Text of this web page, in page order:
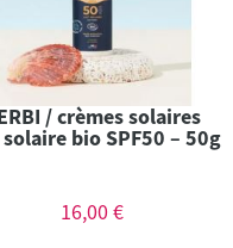
/ crèmes solaires
bio SPF50 – 50g
16,00 €